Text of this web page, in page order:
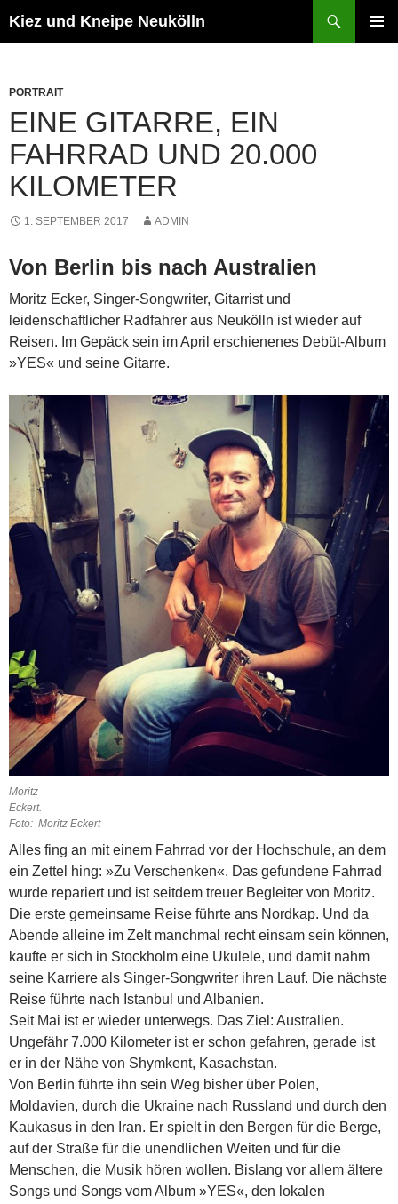
Inhalt
Kiez und Kneipe Neukölln
PORTRAIT
EINE GITARRE, EIN
FAHRRAD UND 20.000
KILOMETER
1. SEPTEMBER 2017 ADMIN
Von Berlin bis nach Australien
Moritz Ecker, Singer-Songwriter, Gitarrist und
leidenschaftlicher Radfahrer aus Neukölln ist wieder auf
Reisen. Im Gepäck sein im April erschienenes Debüt-Album
»YES« und seine Gitarre.
Moritz
Eckert.
Foto: Moritz Eckert
Alles fing an mit einem Fahrrad vor der Hochschule, an dem
ein Zettel hing: »Zu Verschenken«. Das gefundene Fahrrad
wurde repariert und ist seitdem treuer Begleiter von Moritz.
Die erste gemeinsame Reise führte ans Nordkap. Und da
Abende alleine im Zelt manchmal recht einsam sein können,
kaufte er sich in Stockholm eine Ukulele, und damit nahm
seine Karriere als Singer-Songwriter ihren Lauf. Die nächste
Reise führte nach Istanbul und Albanien.
Seit Mai ist er wieder unterwegs. Das Ziel: Australien.
Ungefähr 7.000 Kilometer ist er schon gefahren, gerade ist
er in der Nähe von Shymkent, Kasachstan.
Von Berlin führte ihn sein Weg bisher über Polen,
Moldavien, durch die Ukraine nach Russland und durch den
Kaukasus in den Iran. Er spielt in den Bergen für die Berge,
auf der Straße für die unendlichen Weiten und für die
Menschen, die Musik hören wollen. Bislang vor allem ältere
Songs und Songs vom Album »YES«, den lokalen